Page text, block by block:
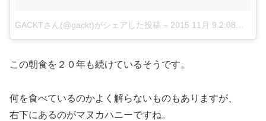
GACKTさん(@gackt)がシェアした投稿 – 2015 11月 9 2:08午前 PST
この朝食を２０年も続けているそうです。
何を食べているのかよく解らないものもありますが、
右下にあるのがマヌカハニーですね。